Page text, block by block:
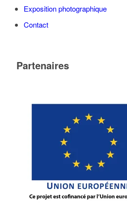
Exposition photographique
Contact
Partenaires